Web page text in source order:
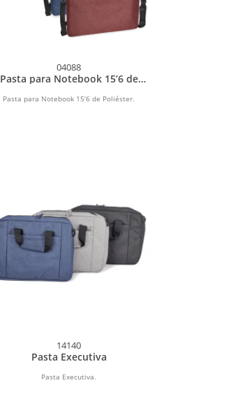
04088
Pasta para Notebook 15’6 de
Pasta para Notebook 15’6 de Poliéster.
14140
Pasta Executiva
Pasta Executiva.